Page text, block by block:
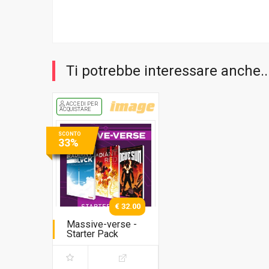
Ti potrebbe interessare
ACCEDI PER
ACQUISTARE
Massive-verse -
Starter Pack
€ 32.00
SCONTO
33%